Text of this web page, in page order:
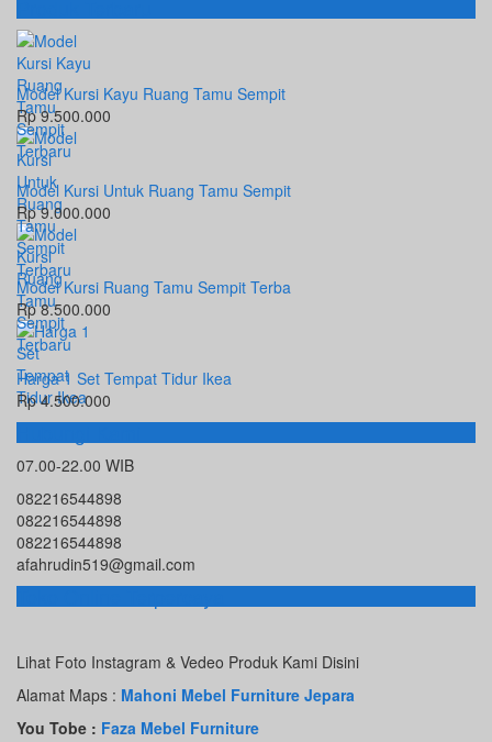
Produk Terbaru
Model Kursi Kayu Ruang Tamu Sempit
Rp 9.500.000
Model Kursi Untuk Ruang Tamu Sempit
Rp 9.000.000
Model Kursi Ruang Tamu Sempit Terba
Rp 8.500.000
Harga 1 Set Tempat Tidur Ikea
Rp 4.500.000
Hubungi Kami
07.00-22.00 WIB
082216544898
082216544898
082216544898
afahrudin519@gmail.com
Toko Online Terpercaya
Lihat Foto Instagram & Vedeo Produk Kami Disini
Alamat Maps : Mahoni Mebel Furniture Jepara
You Tobe : Faza Mebel Furniture